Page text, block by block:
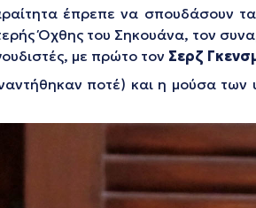
έπρεπε να σπουδάσουν
Όχθης του Σηκουάνα, τον
με πρώτο τον Σερζ
ποτέ) και η μούσα των